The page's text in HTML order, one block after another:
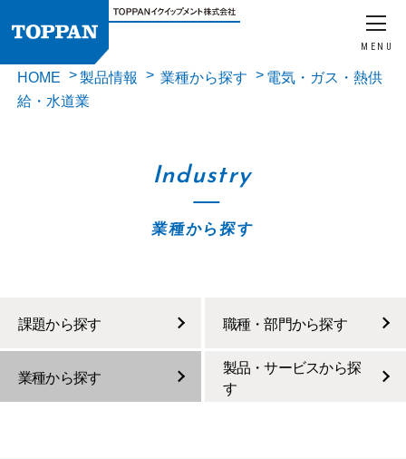
MENU
HOME 製品情報 業種から探す
電気・ガス・熱供
給・水道業
Industry
業種から探す
課題から探す 職種・部門から探す
業種から探す
製品・サービスから探
す